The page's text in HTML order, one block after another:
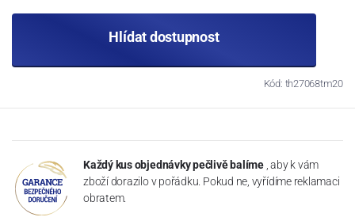
Hlídat dostupnost
Kód: th27068tm20
Každý kus objednávky pečlivě balíme , aby k vám
zboží dorazilo v pořádku. Pokud ne, vyřídíme reklamaci
obratem.